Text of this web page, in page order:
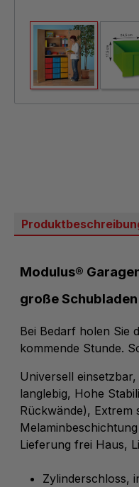
Modulus®
große Schubladen
Bei Bedarf holen Sie
kommende Stunde.
Universell
langlebig, Hohe
Rückwände), Extrem
Melaminbeschichtung
Lieferung frei Haus,
Zylinderschloss,